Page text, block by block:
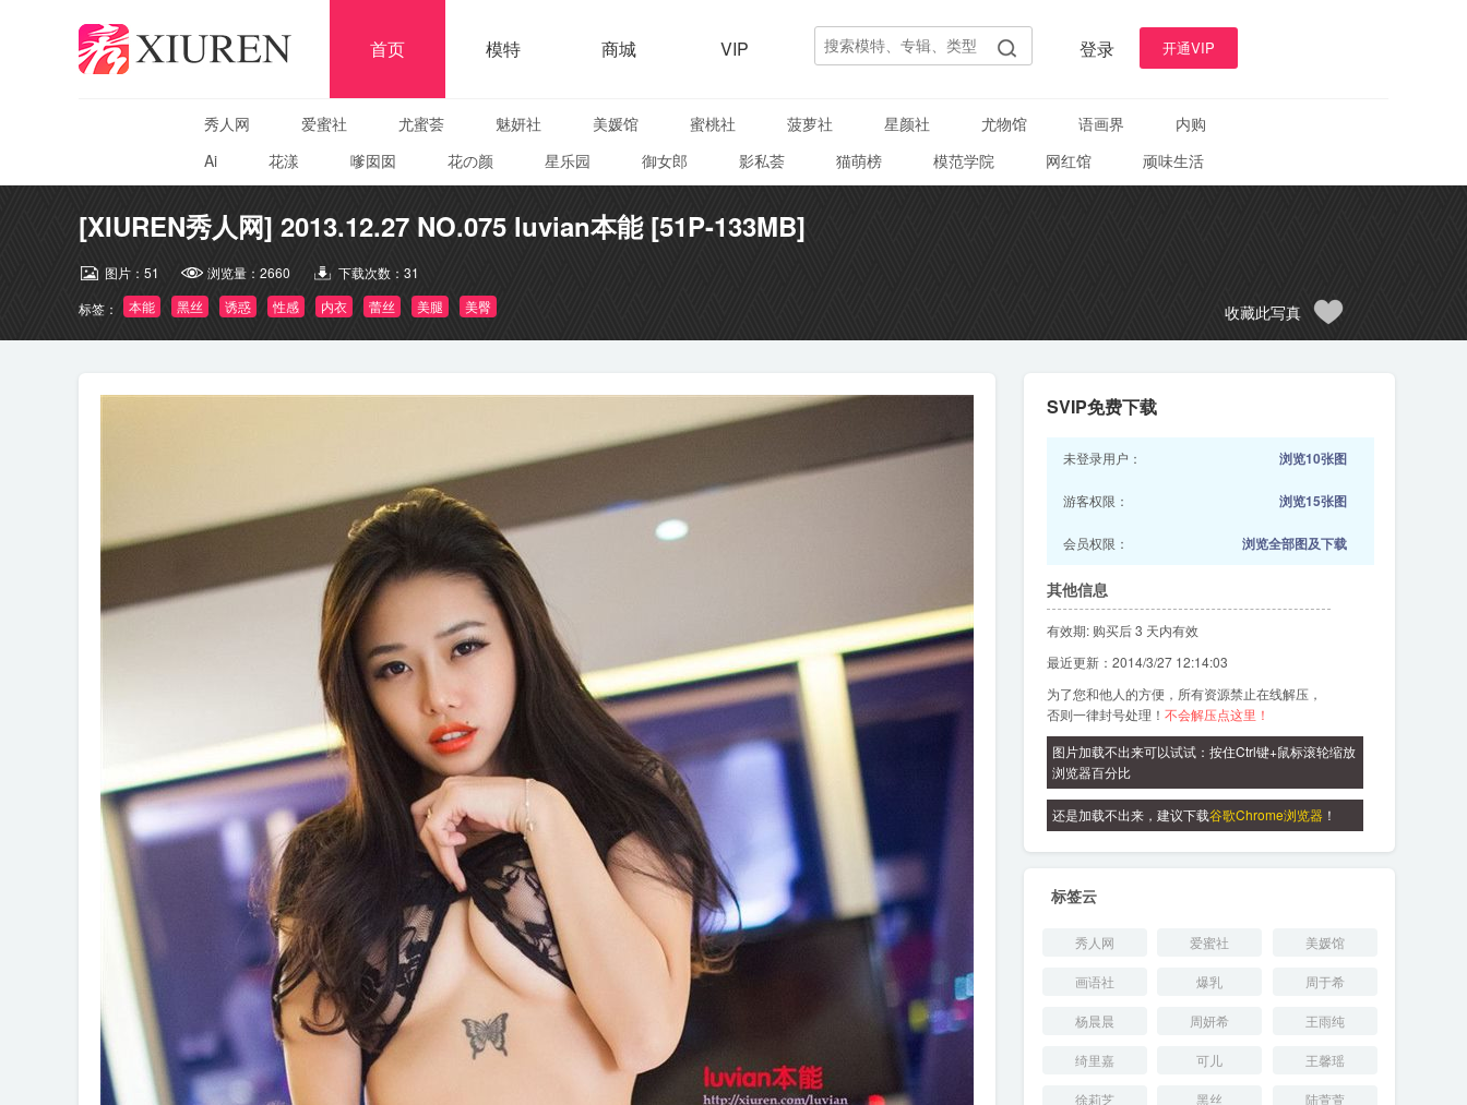
首页 模特 商城 VIP 登录 开通VIP
秀人网 爱蜜社 尤蜜荟 魅妍社 美媛馆 蜜桃社 菠萝社 星颜社 尤物馆 语画界
内购
Ai
花漾 嗲囡囡 花の颜 星乐园 御女郎 影私荟 猫萌榜 模范学院 网红馆 顽味生活
[XIUREN秀人网] 2013.12.27 NO.075 luvian本能 [51P-133MB]
图片： 51 浏览量： 2660 下载次数： 31
标签：
本能 黑丝 诱惑 性感 内衣 蕾丝 美腿 美臀 收藏此写真
SVIP免费下载
未登录用户： 浏览10张图
游客权限： 浏览15张图
会员权限： 浏览全部图及下载
其他信息
有效期: 购买后 3 天内有效
最近更新：2014/3/27 12:14:03
为了您和他人的方便，所有资源禁止在线解压，
否则一律封号处理！ 不会解压点这里！
图片加载不出来可以试试：按住Ctrl键+鼠标滚轮缩放
浏览器百分比
还是加载不出来，建议下载谷歌Chrome浏览器 ！
标签云
秀人网 爱蜜社 美媛馆
画语社 爆乳 周于希
杨晨晨 周妍希 王雨纯
绮里嘉 可儿 王馨瑶
徐莉芝 黑丝 陆萱萱